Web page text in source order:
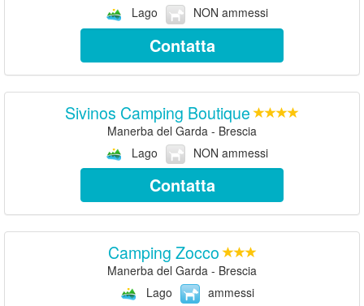
Lago
NON ammessi
Contatta
Sivinos Camping Boutique
Manerba del Garda - Brescia
Lago
NON ammessi
Contatta
Camping Zocco
Manerba del Garda - Brescia
Lago
ammessi